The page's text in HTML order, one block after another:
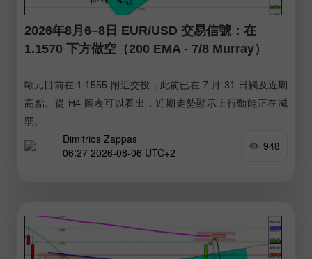
2026年8月6–8日 EUR/USD 交易信號：在
1.1570 下方做空（200 EMA - 7/8 Murray）
歐元目前在 1.1555 附近交投，此前已在 7 月 31 日觸及近期
高點。從 H4 圖表可以看出，近期走勢顯示上行動能正在減
弱。
Dimitrios Zappas
06:27 2026-08-06 UTC+2
948